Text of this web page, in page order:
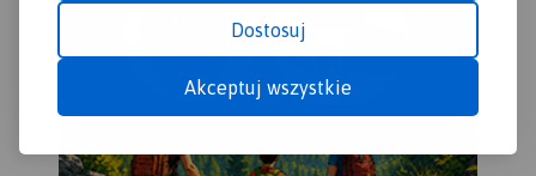
Dostosuj
Akceptuj wszystkie